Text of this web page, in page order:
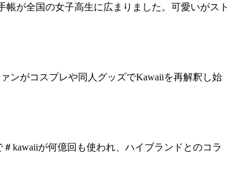
が全国の女子高生に広まりました。可愛いがスト
ンがコスプレや同人グッズでKawaiiを再解釈し始
kawaiiが何億回も使われ、ハイブランドとのコラ